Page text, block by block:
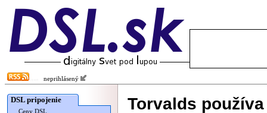
neprihlásený
DSL pripojenie
Ceny DSL
Torvalds